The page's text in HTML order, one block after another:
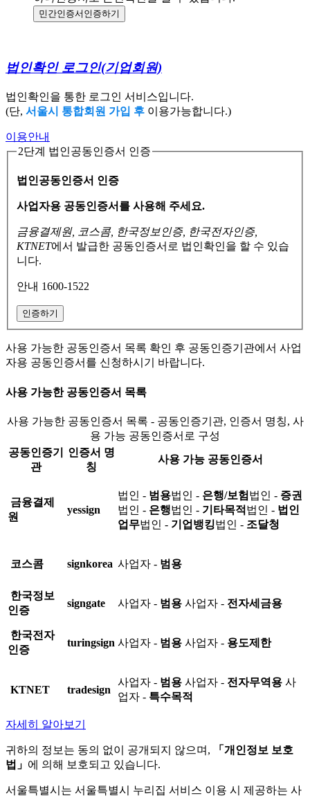
민간인증서 인증하기
법인확인 로그인(기업회원)
법인확인을 통한 로그인 서비스입니다.
(단, 서울시 통합회원 가입 후 이용가능합니다.)
이용안내
2단계 법인공동인증서 인증
법인공동인증서 인증
사업자용 공동인증서를 사용해 주세요.
금융결제원, 코스콤, 한국정보인증, 한국전자인증,
KTNET에서 발급한 공동인증서로 법인확인을 할 수 있습
니다.
안내 1600-1522
인증하기
사용 가능한 공동인증서 목록 확인 후 공동인증기관에서 사업
자용 공동인증서를 신청하시기 바랍니다.
사용 가능한 공동인증서 목록
사용 가능한 공동인증서 목록 - 공동인증기관, 인증서 명칭, 사
용 가능 공동인증서로 구성
공동인증기
관
인증서 명
칭
사용 가능 공동인증서
금융결제
원
yessign
법인 - 범용법인 - 은행/보험 법인 - 증권
법인 - 은행법인 - 기타목적 법인 - 법인
업무법인 - 기업뱅킹법인 - 조달청
코스콤 signkorea 사업자 - 범용
한국정보
인증
signgate 사업자 - 범용 사업자 - 전자세금용
한국전자
인증
turingsign 사업자 - 범용 사업자 - 용도제한
KTNET tradesign
사업자 - 범용 사업자 - 전자무역용 사
업자 - 특수목적
자세히 알아보기
귀하의 정보는 동의 없이 공개되지 않으며,
「개인정보 보호
법」 에 의해 보호되고 있습니다.
서울특별시는 서울특별시 누리집 서비스 이용 시 제공하는 사